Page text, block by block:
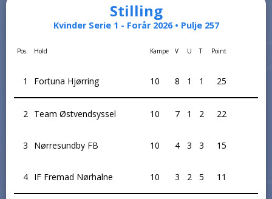
Stilling
Kvinder Serie 1 - Forår 2026 • Pulje 257
Pos. Hold Kampe V U T Point
1 Fortuna Hjørring 10 8 1 1 25
2 Team Østvendsyssel 10 7 1 2 22
3 Nørresundby FB 10 4 3 3 15
4 IF Fremad Nørhalne 10 3 2 5 11